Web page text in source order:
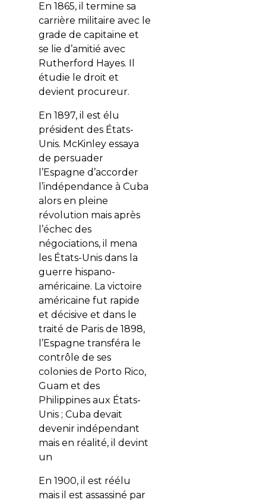
En 1865, il termine sa
carrière militaire avec le
grade de capitaine et
se lie d’amitié avec
Rutherford Hayes. Il
étudie le droit et
devient procureur.
En 1897, il est élu
président des États-
Unis. McKinley essaya
de persuader
l’Espagne d’accorder
l’indépendance à Cuba
alors en pleine
révolution mais après
l’échec des
négociations, il mena
les États-Unis dans la
guerre hispano-
américaine. La victoire
américaine fut rapide
et décisive et dans le
traité de Paris de 1898,
l’Espagne transféra le
contrôle de ses
colonies de Porto Rico,
Guam et des
Philippines aux États-
Unis ; Cuba devait
devenir indépendant
mais en réalité, il devint
un
En 1900, il est réélu
mais il est assassiné par